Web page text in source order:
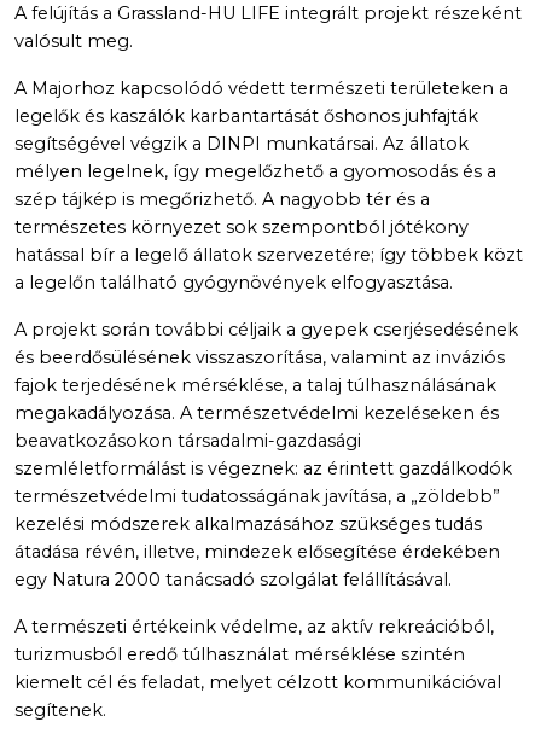
A felújítás a Grassland-HU LIFE integrált projekt részeként
valósult meg.
A Majorhoz kapcsolódó védett természeti területeken a
legelők és kaszálók karbantartását őshonos juhfajták
segítségével végzik a DINPI munkatársai. Az állatok
mélyen legelnek, így megelőzhető a gyomosodás és a
szép tájkép is megőrizhető. A nagyobb tér és a
természetes környezet sok szempontból jótékony
hatással bír a legelő állatok szervezetére; így többek közt
a legelőn található gyógynövények elfogyasztása.
A projekt során további céljaik a gyepek cserjésedésének
és beerdősülésének visszaszorítása, valamint az inváziós
fajok terjedésének mérséklése, a talaj túlhasználásának
megakadályozása. A természetvédelmi kezeléseken és
beavatkozásokon társadalmi-gazdasági
szemléletformálást is végeznek: az érintett gazdálkodók
természetvédelmi tudatosságának javítása, a „zöldebb”
kezelési módszerek alkalmazásához szükséges tudás
átadása révén, illetve, mindezek elősegítése érdekében
egy Natura 2000 tanácsadó szolgálat felállításával.
A természeti értékeink védelme, az aktív rekreációból,
turizmusból eredő túlhasználat mérséklése szintén
kiemelt cél és feladat, melyet célzott kommunikációval
segítenek.